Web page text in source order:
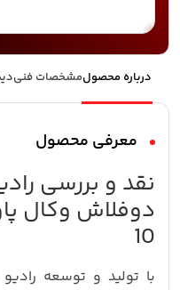
درباره محصولمشخصات فنی
معرفی محصول
نقد و بررسی
10
با تولید و توسعه